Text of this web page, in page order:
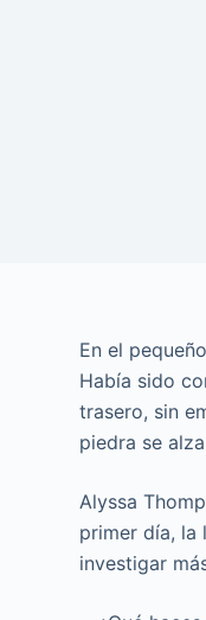
En el
Había sido
trasero, sin
piedra se
Alyssa
primer día, la
investigar